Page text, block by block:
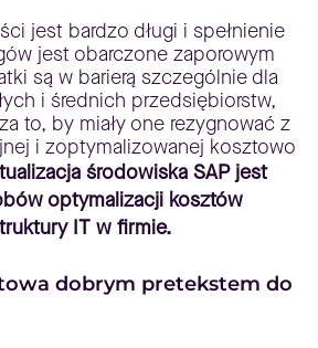
jest bardzo długi i spełnienie
jest obarczone zaporowym
są w barierą szczególnie dla
i średnich przedsiębiorstw,
to, by miały one rezygnować z
i zoptymalizowanej kosztowo
środowiska SAP jest
optymalizacji kosztów
IT w firmie.
dobrym pretekstem do